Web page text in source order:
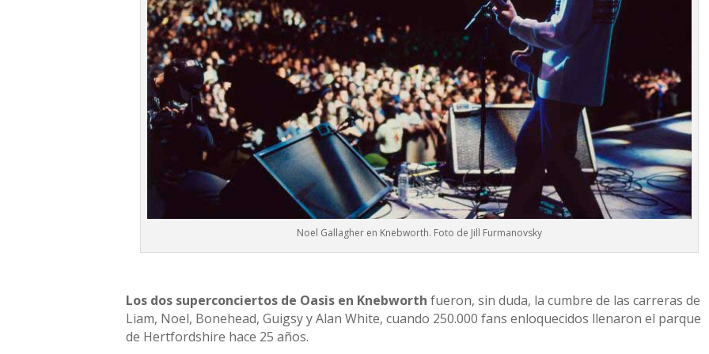
Noel Gallagher en Knebworth. Foto de Jill Furmanovsky
Los dos superconciertos de Oasis en Knebworth fueron, sin duda, la cumbre de las carreras de
Liam, Noel, Bonehead, Guigsy y Alan White, cuando 250.000 fans enloquecidos llenaron el parque
de Hertfordshire hace 25 años.